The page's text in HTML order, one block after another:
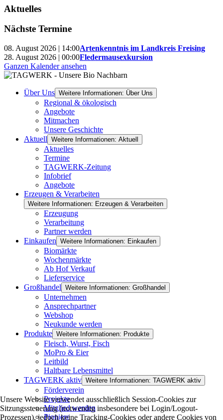
Aktuelles
Nächste Termine
08. August 2026 | 14:00Artenkenntnis im Landkreis Freising
28. August 2026 | 00:00Fledermausexkursion
Ganzen Kalender ansehen
Über Uns Weitere Informationen: Über Uns
Regional & ökologisch
Angebote
Mitmachen
Unsere Geschichte
Aktuell Weitere Informationen: Aktuell
Aktuelles
Termine
TAGWERK-Zeitung
Infobrief
Angebote
Erzeugen & Verarbeiten
Weitere Informationen: Erzeugen & Verarbeiten
Erzeugung
Verarbeitung
Partner werden
Einkaufen Weitere Informationen: Einkaufen
Biomärkte
Wochenmärkte
Ab Hof Verkauf
Lieferservice
Großhandel Weitere Informationen: Großhandel
Unternehmen
Ansprechpartner
Webshop
Neukunde werden
Produkte Weitere Informationen: Produkte
Fleisch, Wurst, Fisch
MoPro & Eier
Leitbild
Haltbare Lebensmittel
TAGWERK aktiv Weitere Informationen: TAGWERK aktiv
Förderverein
Projekte
Mitglied werden
Pioniere
Unsere Website verwendet ausschließlich Session-Cookies zur
Sitzungssteuerung (notwendig insbesondere bei Login/Logout-
Prozessen), jedoch keine Tracking-Cookies oder andere Cookies von